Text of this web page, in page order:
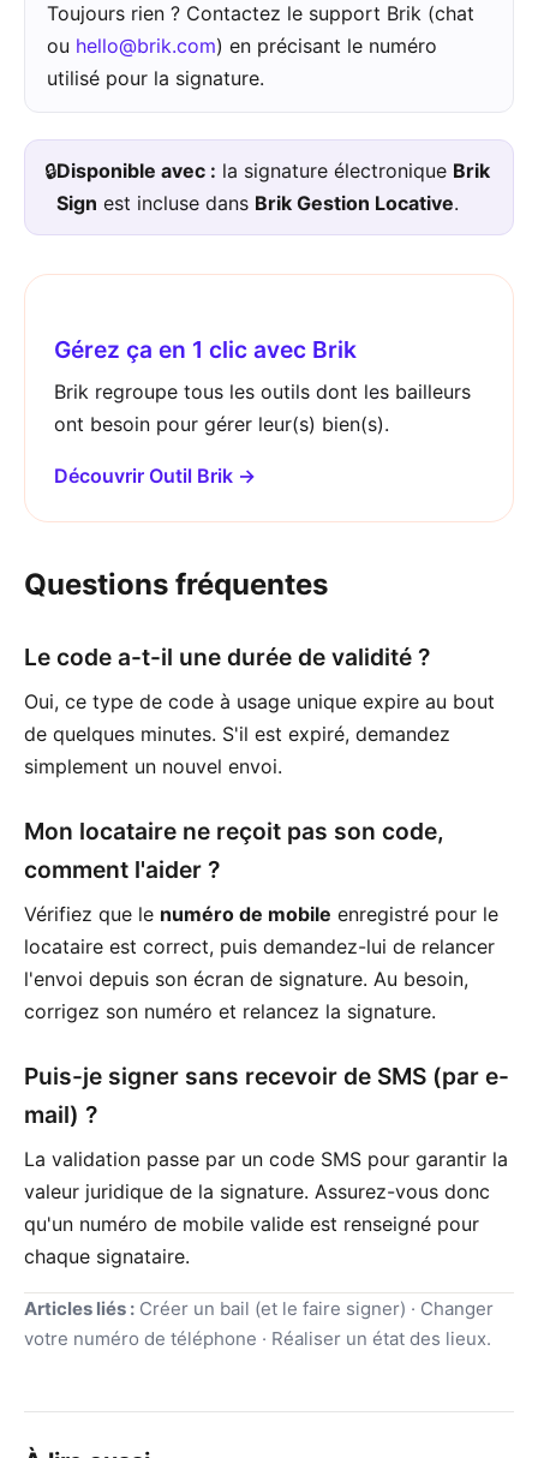
Toujours rien ? Contactez le support Brik (chat
ou hello@brik.com) en précisant le numéro
utilisé pour la signature.
🔒Disponible avec : la signature électronique Brik
Sign est incluse dans Brik Gestion Locative.
Gérez ça en 1 clic avec Brik
Brik regroupe tous les outils dont les bailleurs
ont besoin pour gérer leur(s) bien(s).
Découvrir Outil Brik →
Questions fréquentes
Le code a-t-il une durée de validité ?
Oui, ce type de code à usage unique expire au bout
de quelques minutes. S'il est expiré, demandez
simplement un nouvel envoi.
Mon locataire ne reçoit pas son code,
comment l'aider ?
Vérifiez que le numéro de mobile enregistré pour le
locataire est correct, puis demandez-lui de relancer
l'envoi depuis son écran de signature. Au besoin,
corrigez son numéro et relancez la signature.
Puis-je signer sans recevoir de SMS (par e-
mail) ?
La validation passe par un code SMS pour garantir la
valeur juridique de la signature. Assurez-vous donc
qu'un numéro de mobile valide est renseigné pour
chaque signataire.
Articles liés : Créer un bail (et le faire signer) · Changer
votre numéro de téléphone · Réaliser un état des lieux.